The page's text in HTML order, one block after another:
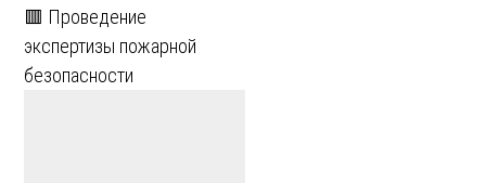
🟥 Проведение
экспертизы пожарной
безопасности